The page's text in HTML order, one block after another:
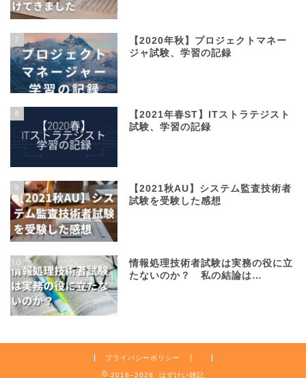
7
【2020年秋】プロジェクトマネー
ジャ試験、学習の記録
8
【2021年春ST】ITストラテジスト
試験、学習の記録
9
【2021秋AU】システム監査技術者
試験を受験した感想
10
情報処理技術者試験は実務の役に立
たないのか？ 私の結論は…
プライバシーポリシー
2018–2026 はずけい雑記